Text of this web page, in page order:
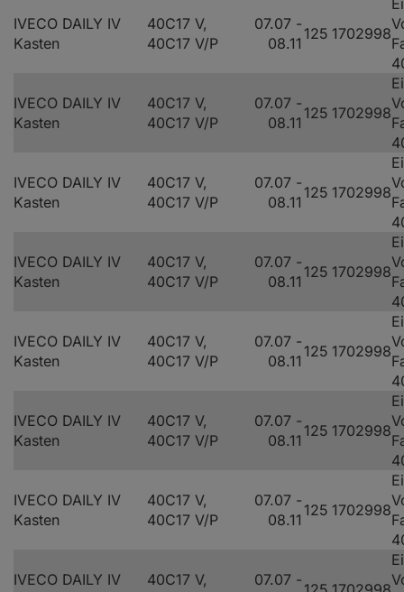
IVECO DAILY IV
Kasten
40C17 V,
40C17 V/P
07.07 -
08.11
125 1702998
IVECO DAILY IV
Kasten
40C17 V,
40C17 V/P
07.07 -
08.11
125 1702998
IVECO DAILY IV
Kasten
40C17 V,
40C17 V/P
07.07 -
08.11
125 1702998
IVECO DAILY IV
Kasten
40C17 V,
40C17 V/P
07.07 -
08.11
125 1702998
IVECO DAILY IV
Kasten
40C17 V,
40C17 V/P
07.07 -
08.11
125 1702998
IVECO DAILY IV
Kasten
40C17 V,
40C17 V/P
07.07 -
08.11
125 1702998
IVECO DAILY IV
Kasten
40C17 V,
40C17 V/P
07.07 -
08.11
125 1702998
IVECO DAILY IV
40C17 V,
07.07 -